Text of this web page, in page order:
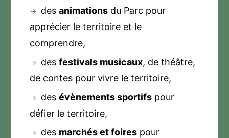
desanimations du Parc pour
apprécier le territoire et le
comprendre,
desfestivals musicaux, de théâtre,
de contes pour vivre le territoire,
desévènements sportifs pour
défier le territoire,
des marchés et foires pour